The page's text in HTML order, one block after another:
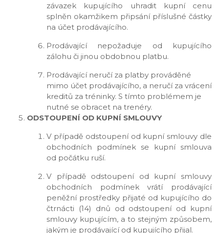
závazek kupujícího uhradit kupní cenu
splněn okamžikem připsání příslušné částky
na účet prodávajícího.
Prodávající nepožaduje od kupujícího
zálohu či jinou obdobnou platbu.
Prodávající neručí za platby prováděné
mimo účet prodávajícího, a neručí za vrácení
kreditů za tréninky. S tímto problémem je
nutné se obracet na trenéry.
ODSTOUPENÍ OD KUPNÍ SMLOUVY
V případě odstoupení od kupní smlouvy dle
obchodních podmínek se kupní smlouva
od počátku ruší.
V případě odstoupení od kupní smlouvy
obchodních podmínek vrátí prodávající
peněžní prostředky přijaté od kupujícího do
čtrnácti (14) dnů od odstoupení od kupní
smlouvy kupujícím, a to stejným způsobem,
jakým je prodávající od kupujícího přijal.